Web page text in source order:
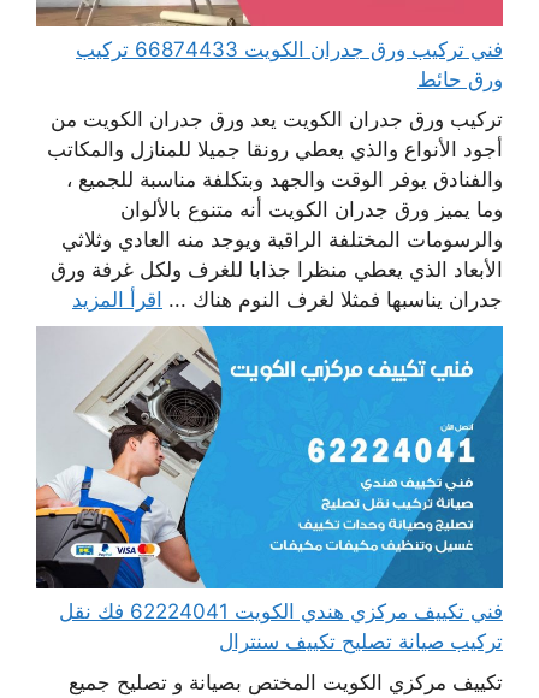
فني تركيب ورق جدران الكويت 66874433 تركيب
ورق حائط
تركيب ورق جدران الكويت يعد ورق جدران الكويت من
أجود الأنواع والذي يعطي رونقا جميلا للمنازل والمكاتب
والفنادق يوفر الوقت والجهد وبتكلفة مناسبة للجميع ،
وما يميز ورق جدران الكويت أنه متنوع بالألوان
والرسومات المختلفة الراقية ويوجد منه العادي وثلاثي
الأبعاد الذي يعطي منظرا جذابا للغرف ولكل غرفة ورق
جدران يناسبها فمثلا لغرف النوم هناك ... اقرأ المزيد
فني تكييف مركزي هندي الكويت 62224041 فك نقل
تركيب صيانة تصليح تكييف سنترال
تكييف مركزي الكويت المختص بصيانة و تصليح جميع